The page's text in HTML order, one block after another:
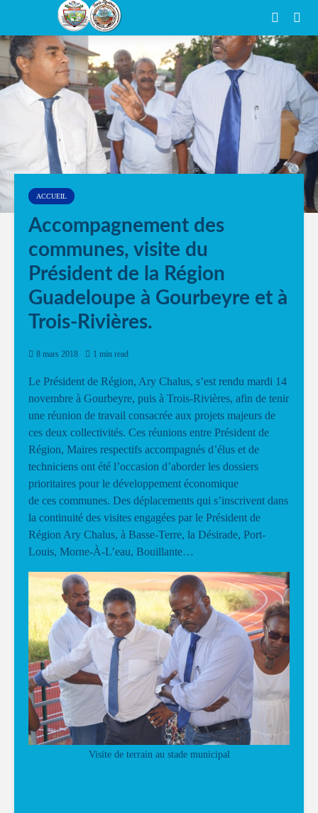
ACCUEIL
Accompagnement des
communes, visite du
Président de la Région
Guadeloupe à Gourbeyre et à
Trois-Rivières.
8 mars 2018 1 min read
Le Président de Région, Ary Chalus, s’est rendu mardi 14
novembre à Gourbeyre, puis à Trois-Rivières, afin de tenir
une réunion de travail consacrée aux projets majeurs de
ces deux collectivités. Ces réunions entre Président de
Région, Maires respectifs accompagnés d’élus et de
techniciens ont été l’occasion d’aborder les dossiers
prioritaires pour le développement économique
de ces communes. Des déplacements qui s’inscrivent dans
la continuité des visites engagées par le Président de
Région Ary Chalus, à Basse-Terre, la Désirade, Port-
Louis, Morne-À-L’eau, Bouillante…
Visite de terrain au stade municipal